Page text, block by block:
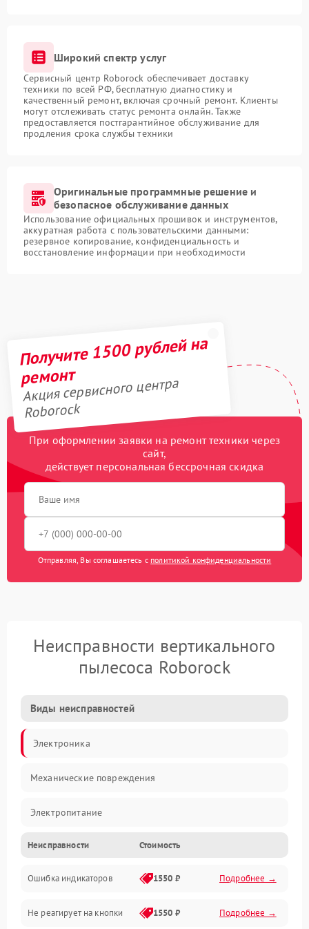
Широкий спектр услуг
Сервисный центр Roborock обеспечивает доставку
техники по всей РФ, бесплатную диагностику и
качественный ремонт, включая срочный ремонт. Клиенты
могут отслеживать статус ремонта онлайн. Также
предоставляется постгарантийное обслуживание для
продления срока службы техники
Оригинальные программные решение и
безопасное обслуживание данных
Использование официальных прошивок и инструментов,
аккуратная работа с пользовательскими данными:
резервное копирование, конфиденциальность и
восстановление информации при необходимости
Получите 1500 рублей на
ремонт
Акция сервисного центра
Roborock
При оформлении заявки на ремонт техники через
сайт,
действует персональная бессрочная скидка
Отправляя, Вы соглашаетесь с политикой конфиденциальности
Неисправности вертикального
пылесоса Roborock
Виды неисправностей
Электроника
Механические повреждения
Электропитание
Механика
Аккумулятор
Работа системы
Неисправности Стоимость
Ошибка индикаторов 1550 ₽ Подробнее →
Не реагирует на кнопки 1550 ₽ Подробнее →